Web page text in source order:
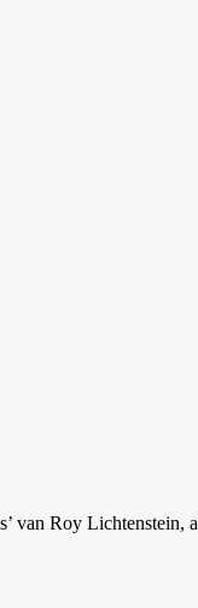
van Roy Lichtenstein,